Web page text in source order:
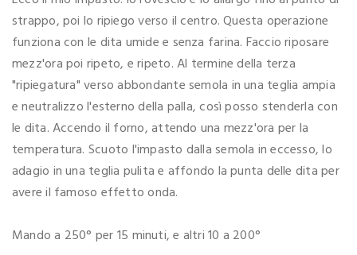
strappo, poi lo ripiego verso il centro. Questa operazione
funziona con le dita umide e senza farina. Faccio riposare
mezz'ora poi ripeto, e ripeto. Al termine della terza
"ripiegatura" verso abbondante semola in una teglia ampia
e neutralizzo l'esterno della palla, così posso stenderla con
le dita. Accendo il forno, attendo una mezz'ora per la
temperatura. Scuoto l'impasto dalla semola in eccesso, lo
adagio in una teglia pulita e affondo la punta delle dita per
avere il famoso effetto onda.
Mando a 250° per 15 minuti, e altri 10 a 200°